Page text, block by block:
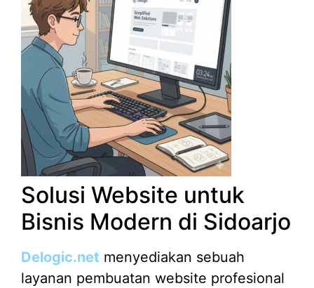
Solusi Website untuk
Bisnis Modern di Sidoarjo
Delogic.net menyediakan sebuah
layanan pembuatan website profesional